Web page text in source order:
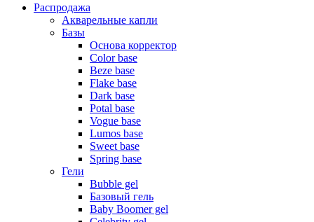
Распродажа
Акварельные капли
Базы
Основа корректор
Color base
Beze base
Flake base
Dark base
Potal base
Vogue base
Lumos base
Sweet base
Spring base
Гели
Bubble gel
Базовый гель
Baby Boomer gel